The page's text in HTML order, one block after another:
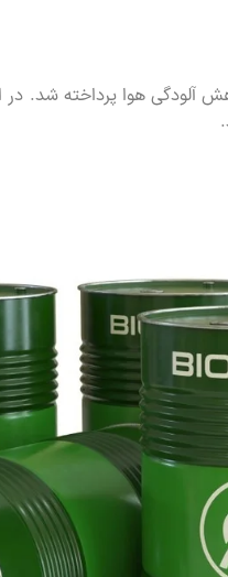
آلودگی هوا پرداخته شد. در